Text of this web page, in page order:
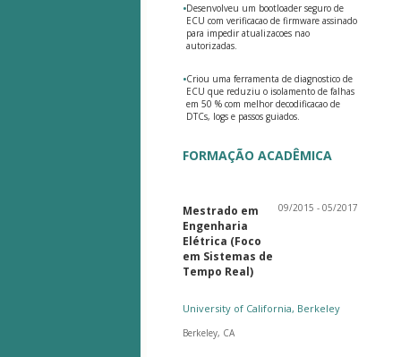
•Desenvolveu um bootloader seguro de
ECU com verificacao de firmware assinado
para impedir atualizacoes nao
autorizadas.
•Criou uma ferramenta de diagnostico de
ECU que reduziu o isolamento de falhas
em 50 % com melhor decodificacao de
DTCs, logs e passos guiados.
FORMAÇÃO ACADÊMICA
Mestrado em
Engenharia
Elétrica (Foco
em Sistemas de
Tempo Real)
09/2015 - 05/2017
University of California, Berkeley
Berkeley, CA